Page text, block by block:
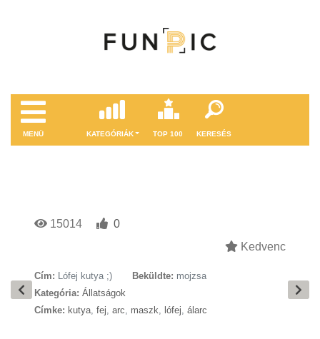
MENÜ KATEGÓRIÁK TOP 100 KERESÉS
15014
0
Kedvenc
Cím: Lófej kutya ;) Beküldte: mojzsa
Kategória: Állatságok
Címke: kutya, fej, arc, maszk, lófej, álarc